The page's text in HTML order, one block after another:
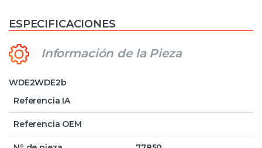
ESPECIFICACIONES
Información de la Pieza
WDE2WDE2b
Referencia IA
Referencia OEM